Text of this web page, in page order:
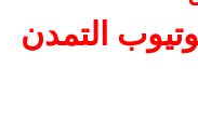
التمدن